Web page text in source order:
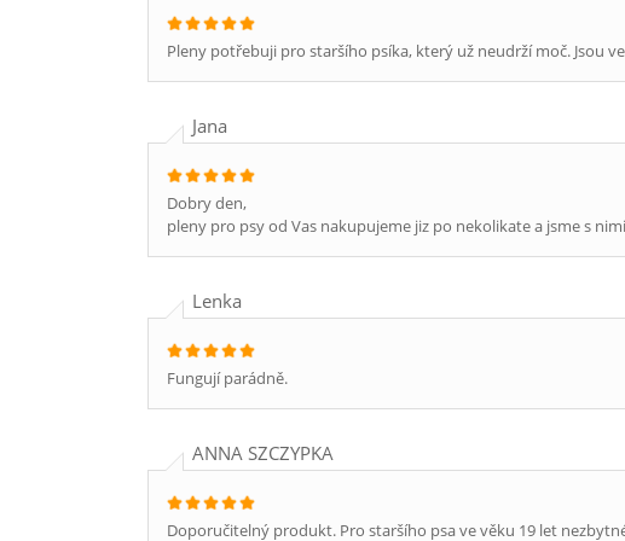
Pleny potřebuji pro staršího psíka, který už neudrží moč. Jsou
Jana
Dobry den,
pleny pro psy od Vas nakupujeme jiz po nekolikate a jsme s
Lenka
Fungují parádně.
ANNA SZCZYPKA
Doporučitelný produkt. Pro staršího psa ve věku 19 let